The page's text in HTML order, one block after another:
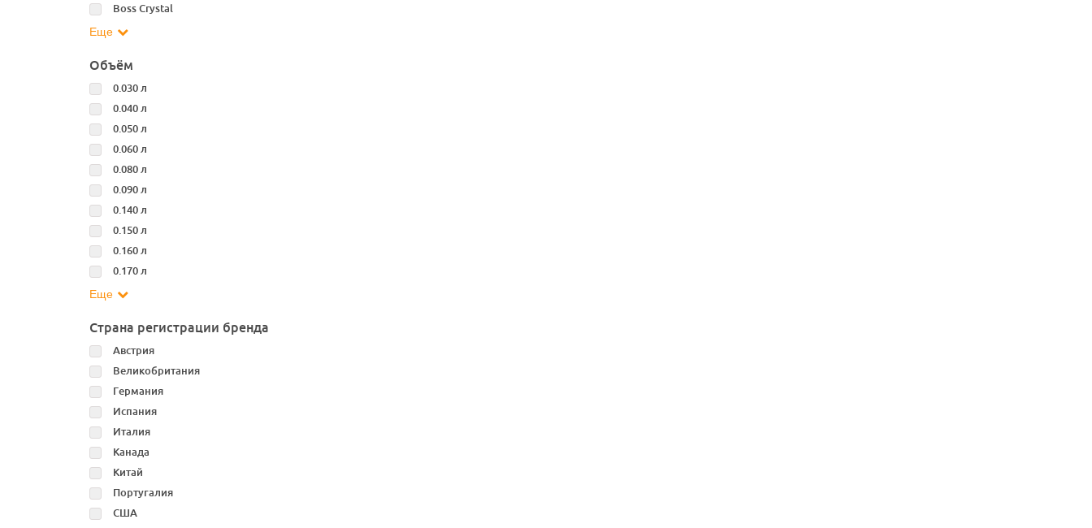
Boss Crystal
Еще
Объём
0.030 л
0.040 л
0.050 л
0.060 л
0.080 л
0.090 л
0.140 л
0.150 л
0.160 л
0.170 л
Еще
Страна регистрации бренда
Австрия
Великобритания
Германия
Испания
Италия
Канада
Китай
Португалия
США